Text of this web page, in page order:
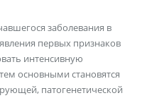
заболевания в
первых признаков
интенсивную
основными становятся
патогенетической